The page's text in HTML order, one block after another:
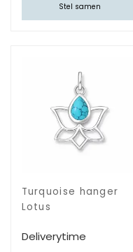
Stel samen
Turquoise hanger
Lotus
Deliverytime